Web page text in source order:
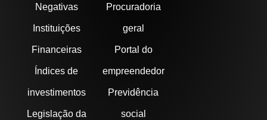
Negativas
Instituições
Financeiras
Índices de
investimentos
Legislação da
Procuradoria
geral
Portal do
empreendedor
Previdência
social